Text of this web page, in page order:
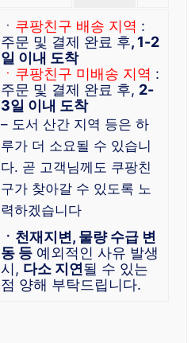
ㆍ 쿠팡친구 배송 지역 :
주문 및 결제 완료 후, 1-2
일 이내 도착
ㆍ쿠팡친구 미배송 지역 :
주문 및 결제 완료 후, 2-
3일 이내 도착
– 도서 산간 지역 등은 하
루가 더 소요될 수 있습니
다. 곧 고객님께도 쿠팡친
구가 찾아갈 수 있도록 노
력하겠습니다
ㆍ천재지변, 물량 수급 변
동 등 예외적인 사유 발생
시, 다소 지연될 수 있는
점 양해 부탁드립니다.